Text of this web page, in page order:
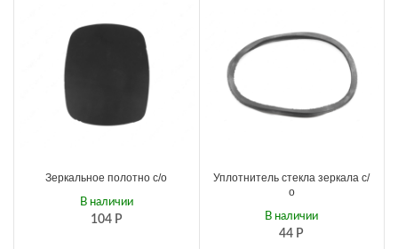
Зеркальное полотно с/о
104 Р
В наличии
Уплотнитель стекла зеркала с/
о
44 Р
В наличии